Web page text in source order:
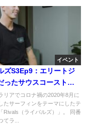
イベント
ズS3Ep9：エリートジ
ったサウスコーストの
ボール
リアでコロナ禍の2020年8月に
たサーフィンをテーマにしたテ
Rivals（ライバルズ）」。 同番
てラ...